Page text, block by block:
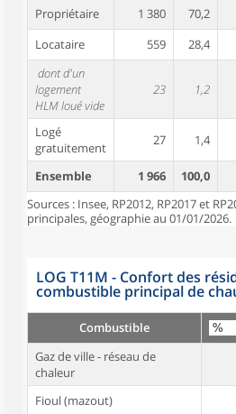
Propriétaire 1 380 70,2
Locataire
559 28,4
dont d'un
logement
HLM loué vide
23 1,2
Logé
gratuitement
27 1,4
Ensemble 1 966 100,0
Sources : Insee, RP2012, RP2017 et
principales, géographie au 01/01/2026.
LOG T11M - Confort des
combustible principal de
Combustible
Gaz de ville - réseau de
chaleur
Fioul (mazout)